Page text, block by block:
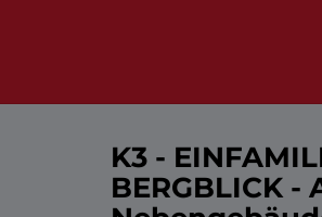
K3 -
BERGBLICK